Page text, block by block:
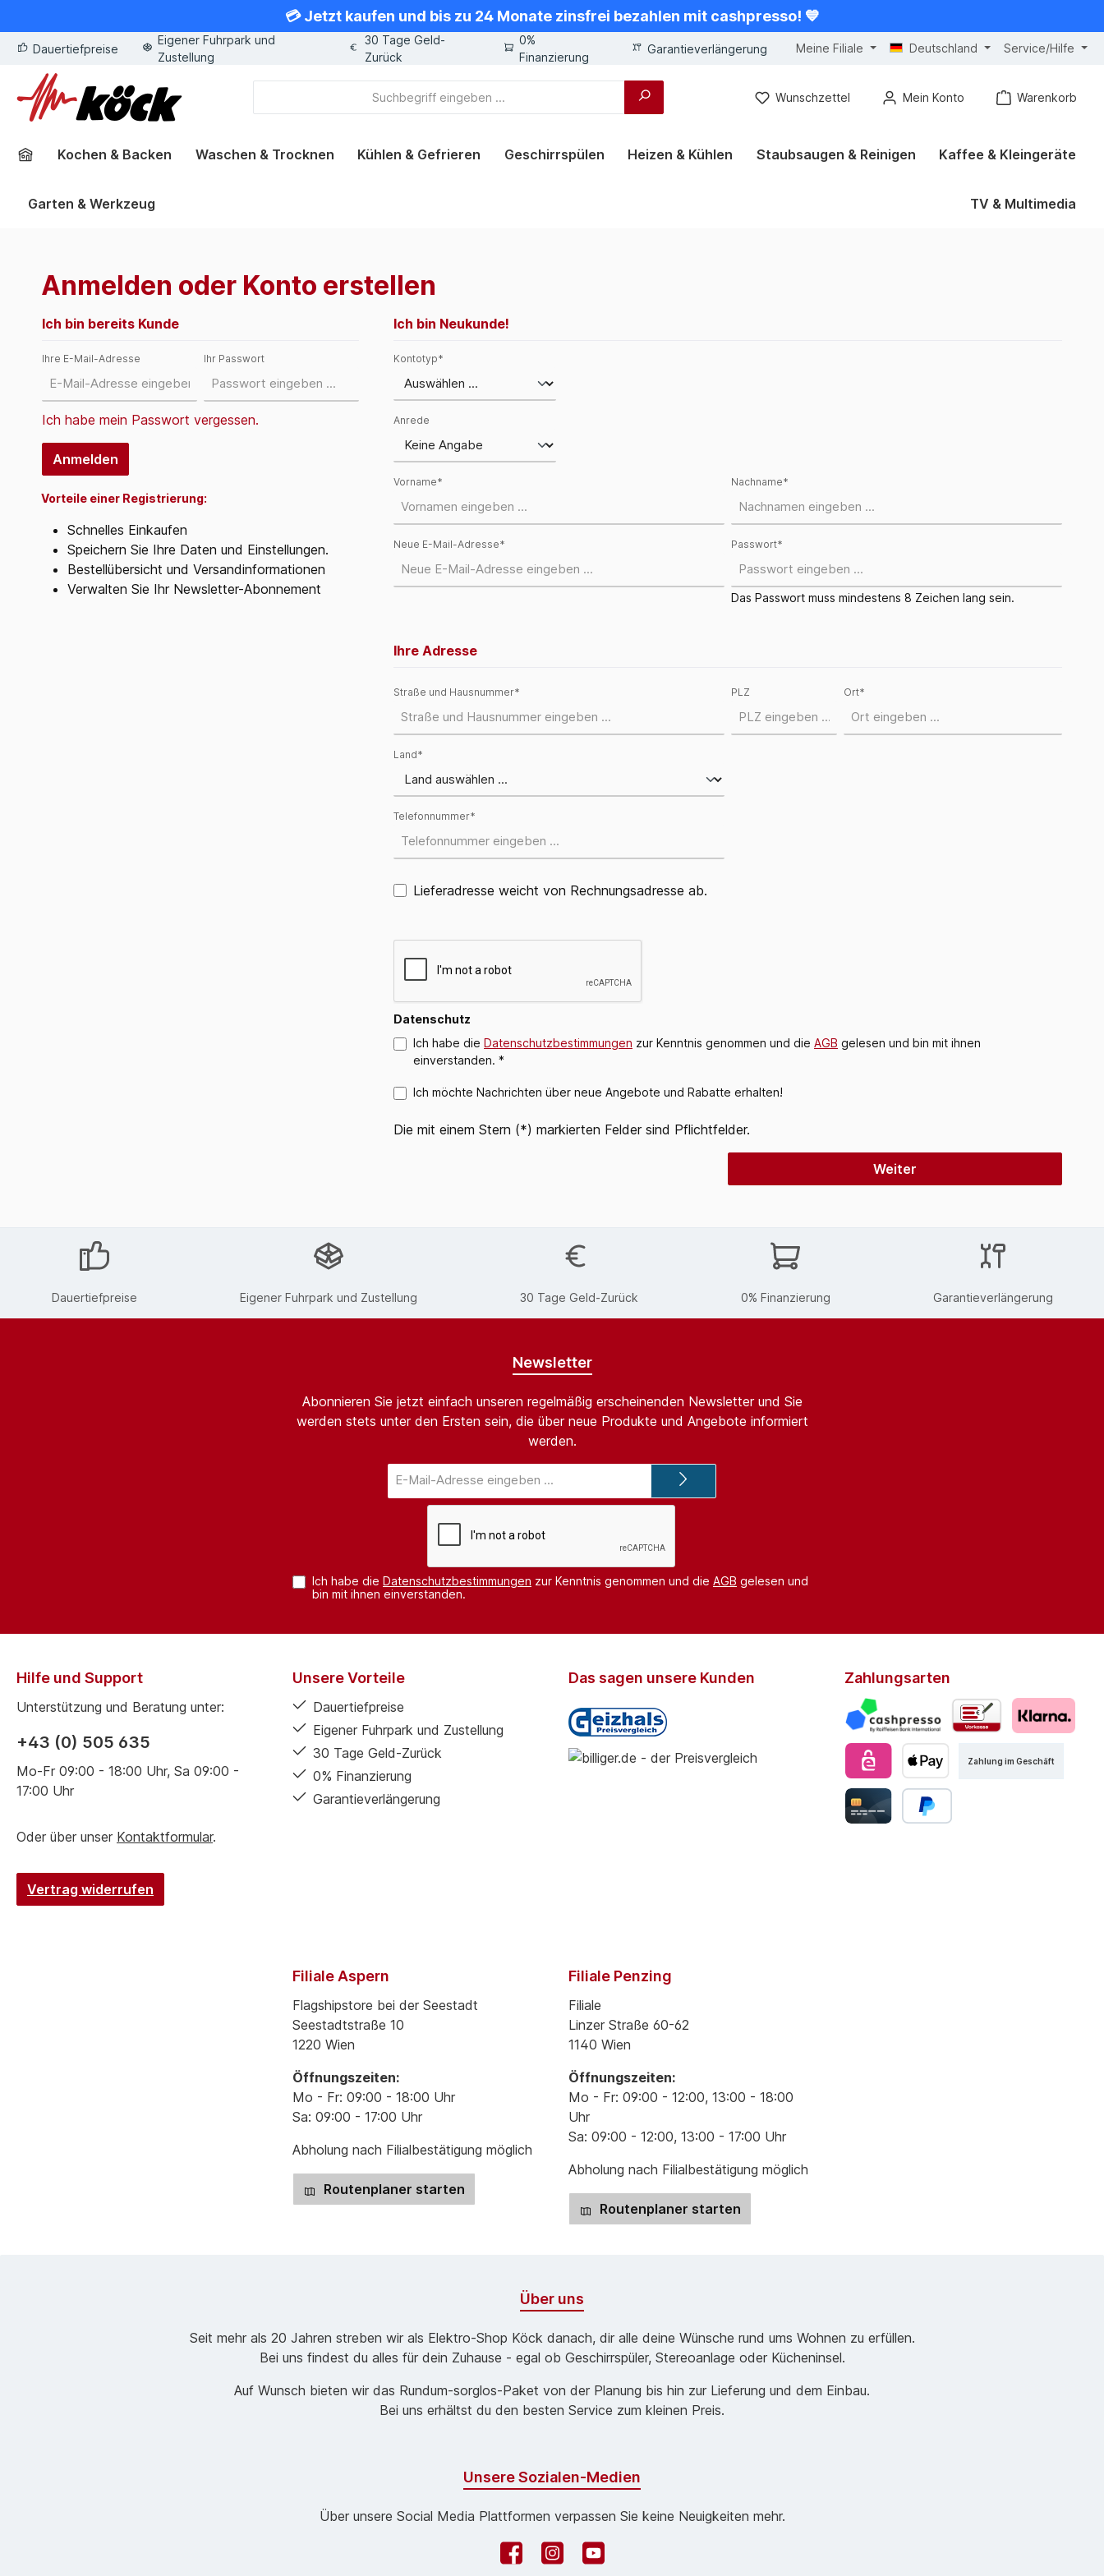
💳 Jetzt kaufen und bis zu 24 Monate zinsfrei bezahlen mit cashpresso! 💙
Dauertiefpreise
Eigener Fuhrpark und
Zustellung
30 Tage Geld-
Zurück
0%
Finanzierung
Garantieverlängerung Meine Filiale Deutschland Service/Hilfe
Wunschzettel Mein Konto Warenkorb
Kochen & Backen Waschen & Trocknen Kühlen & Gefrieren Geschirrspülen Heizen & Kühlen Staubsaugen & Reinigen Kaffee & Kleingeräte
Garten & Werkzeug TV & Multimedia
Anmelden oder Konto erstellen
Ich bin bereits Kunde
Ihre E-Mail-Adresse Ihr Passwort
Ich habe mein Passwort vergessen.
Anmelden
Vorteile einer Registrierung:
Schnelles Einkaufen
Speichern Sie Ihre Daten und Einstellungen.
Bestellübersicht und Versandinformationen
Verwalten Sie Ihr Newsletter-Abonnement
Ich bin Neukunde!
Persönliche Informationen
Kontotyp*
Anrede
Vorname* Nachname*
Neue E-Mail-Adresse* Passwort*
Das Passwort muss mindestens 8 Zeichen lang sein.
Ihre Adresse
Straße und Hausnummer* PLZ Ort*
Land*
Telefonnummer*
Lieferadresse weicht von Rechnungsadresse ab.
Datenschutz
Ich habe die Datenschutzbestimmungen zur Kenntnis genommen und die AGB gelesen und bin mit ihnen
einverstanden. *
Ich möchte Nachrichten über neue Angebote und Rabatte erhalten!
Die mit einem Stern (*) markierten Felder sind Pflichtfelder.
Weiter
Dauertiefpreise Eigener Fuhrpark und Zustellung 30 Tage Geld-Zurück 0% Finanzierung Garantieverlängerung
Newsletter
Abonnieren Sie jetzt einfach unseren regelmäßig erscheinenden Newsletter und Sie
werden stets unter den Ersten sein, die über neue Produkte und Angebote informiert
werden.
Mail-
Adresse*
Ich habe die Datenschutzbestimmungen zur Kenntnis genommen und die AGB gelesen und
bin mit ihnen einverstanden.
Hilfe und Support
Unterstützung und Beratung unter:
+43 (0) 505 635
Mo-Fr 09:00 - 18:00 Uhr, Sa 09:00 -
17:00 Uhr
Oder über unser Kontaktformular.
Vertrag widerrufen
Unsere Vorteile
Dauertiefpreise
Eigener Fuhrpark und Zustellung
30 Tage Geld-Zurück
0% Finanzierung
Garantieverlängerung
Das sagen unsere Kunden Zahlungsarten
Zahlung im Geschäft
Filiale Aspern
Flagshipstore bei der Seestadt
Seestadtstraße 10
1220 Wien
Öffnungszeiten:
Mo - Fr: 09:00 - 18:00 Uhr
Sa: 09:00 - 17:00 Uhr
Abholung nach Filialbestätigung möglich
Routenplaner starten
Filiale Penzing
Filiale
Linzer Straße 60-62
1140 Wien
Öffnungszeiten:
Mo - Fr: 09:00 - 12:00, 13:00 - 18:00
Uhr
Sa: 09:00 - 12:00, 13:00 - 17:00 Uhr
Abholung nach Filialbestätigung möglich
Routenplaner starten
Über uns
Seit mehr als 20 Jahren streben wir als Elektro-Shop Köck danach, dir alle deine Wünsche rund ums Wohnen zu erfüllen.
Bei uns findest du alles für dein Zuhause - egal ob Geschirrspüler, Stereoanlage oder Kücheninsel.
Auf Wunsch bieten wir das Rund­um-sorg­los-Pa­ket von der Planung bis hin zur Lieferung und dem Einbau.
Bei uns erhältst du den besten Service zum kleinen Preis.
Unsere Sozialen-Medien
Über unsere Social Media Plattformen verpassen Sie keine Neuigkeiten mehr.
FacebookInstagramYouTube